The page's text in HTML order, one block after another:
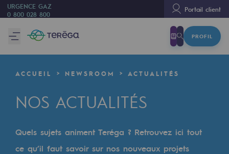
URGENCE GAZ
0 800 028 800
Portail client
PROFIL
Nous sommes
Teréga
Accélérateur de la transition énergétique
ACCUEIL NEWSROOM ACTUALITÉS
NOS ACTUALITÉS
Quels sujets animent Teréga ? Retrouvez ici tout
ce qu’il faut savoir sur nos nouveaux projets